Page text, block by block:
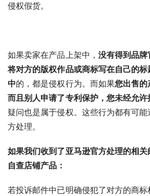
侵权假货。
如果卖家在产品上架中， 没有得到品牌
将对方的版权作品或商标写在自己的标
中的，都是侵权行为。而如果您出售的
而且别人申请了专利保护，您未经允
疑问也是属于侵权。这些行为都有可
方处理。
如果我们收到了亚马逊官方处理的相
自查店铺产品：
若投诉邮件中已明确侵犯了对方的商